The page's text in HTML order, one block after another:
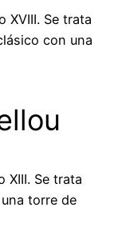
XVIII. Se trata
con una
XIII. Se trata
torre de